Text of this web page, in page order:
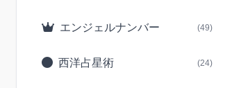
エンジェルナンバー (49)
西洋占星術 (24)